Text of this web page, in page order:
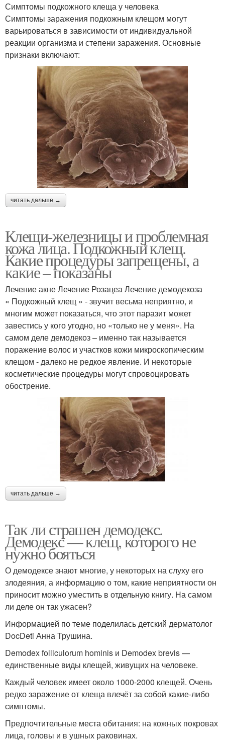
Симптомы подкожного клеща у человека
Симптомы заражения подкожным клещом могут
варьироваться в зависимости от индивидуальной
реакции организма и степени заражения. Основные
признаки включают:
читать дальше →
Клещи-железницы и проблемная
кожа лица. Подкожный клещ.
Какие процедуры запрещены, а
какие – показаны
Лечение акне Лечение Розацеа Лечение демодекоза
« Подкожный клещ » - звучит весьма неприятно, и
многим может показаться, что этот паразит может
завестись у кого угодно, но «только не у меня». На
самом деле демодекоз – именно так называется
поражение волос и участков кожи микроскопическим
клещом - далеко не редкое явление. И некоторые
косметические процедуры могут спровоцировать
обострение.
читать дальше →
Так ли страшен демодекс.
Демодекс — клещ, которого не
нужно бояться
О демодексе знают многие, у некоторых на слуху его
злодеяния, а информацию о том, какие неприятности он
приносит можно уместить в отдельную книгу. На самом
ли деле он так ужасен?
Информацией по теме поделилась детский дерматолог
DocDeti Анна Трушина.
Demodex folliculorum hominis и Demodex brevis —
единственные виды клещей, живущих на человеке.
Каждый человек имеет около 1000-2000 клещей. Очень
редко заражение от клеща влечёт за собой какие-либо
симптомы.
Предпочтительные места обитания: на кожных покровах
лица, головы и в ушных раковинах.